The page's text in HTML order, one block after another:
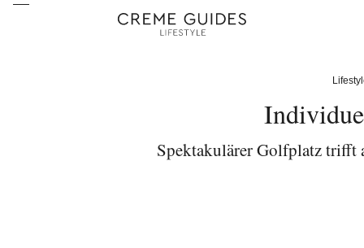
Spektakulärer Golfplatz trifft